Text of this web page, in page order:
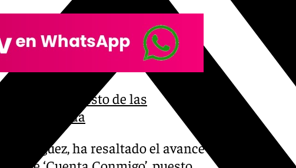
su «presupuesto de las
y sin deuda
Rodríguez, ha resaltado el avance